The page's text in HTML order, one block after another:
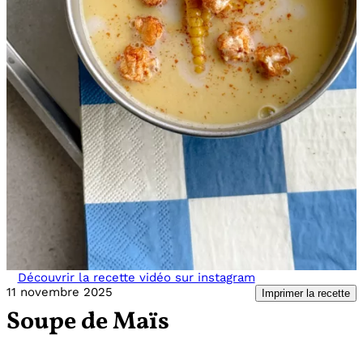
Découvrir la recette vidéo sur instagram
11 novembre 2025
Imprimer la recette
Soupe de Maïs